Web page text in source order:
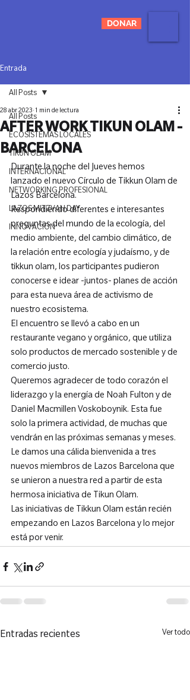
DONAR
Entrada
All Posts
ECOSISTEMAS LOCALES
TIKUN OLAM
INTERNACIONAL
NETWORKING PROFESIONAL
LAZOS MITZVAH DAY
INNOVACIÓN
All Posts
AFTER WORK TIKUN OLAM -
BARCELONA
28 abr 2023 1 min de lectura
Durante la noche del Jueves hemos
lanzado el nuevo Círculo de Tikkun Olam de
Lazos Barcelona.
Respondiendo diferentes e interesantes
preguntas del mundo de la ecología, del
medio ambiente, del cambio climático, de
la relación entre ecología y judaísmo, y de
tikkun olam, los participantes pudieron
conocerse e idear -juntos- planes de acción
para esta nueva área de activismo de
nuestro ecosistema.
El encuentro se llevó a cabo en un
restaurante vegano y orgánico, que utiliza
solo productos de mercado sostenible y de
comercio justo.
Queremos agradecer de todo corazón el
liderazgo y la energía de Noah Fulton y de
Daniel Macmillen Voskoboynik. Esta fue
solo la primera actividad, de muchas que
vendrán en las próximas semanas y meses.
Le damos una cálida bienvenida a tres
nuevos miembros de Lazos Barcelona que
se unieron a nuestra red a partir de esta
hermosa iniciativa de Tikun Olam.
Las iniciativas de Tikkun Olam están recién
empezando en Lazos Barcelona y lo mejor
está por venir.
Entradas recientes Ver todo